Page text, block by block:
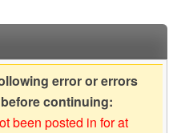
error or errors
continuing:
been posted in for at